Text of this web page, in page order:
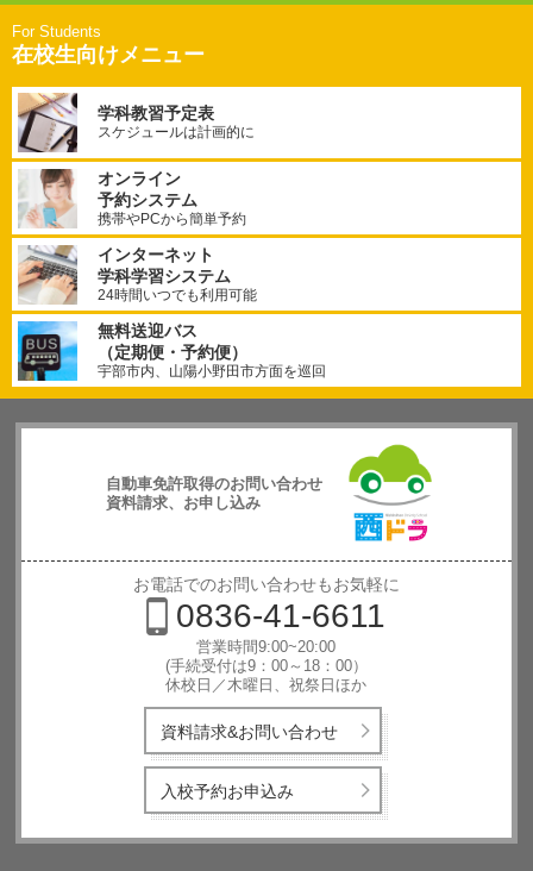
在校生向けメニュー
学科教習予定表
スケジュールは計画的に
オンライン
予約システム
携帯やPCから簡単予約
インターネット
学科学習システム
24時間いつでも利用可能
無料送迎バス
（定期便・予約便）
宇部市内、山陽小野田市方面を巡回
自動車免許取得のお問い合わせ
資料請求、お申し込み
西日本自動
車学校
お電話でのお問い合わせもお気軽に
0836-41-6611
営業時間9:00~20:00
(手続受付は9：00～18：00）
休校日／木曜日、祝祭日ほか
資料請求&お問い合わせ
入校予約お申込み